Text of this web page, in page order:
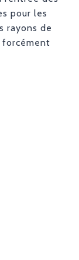
pour les
rayons de
forcément